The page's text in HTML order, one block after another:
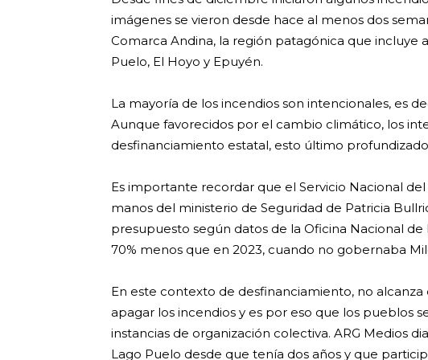
imágenes se vieron desde hace al menos dos
Comarca Andina, la región patagónica que incluye
Puelo, El Hoyo y Epuyén.
La mayoría de los incendios son intencionales, es
Aunque favorecidos por el cambio climático, los
desfinanciamiento estatal, esto último
Es importante recordar que el Servicio Nacional
manos del ministerio de Seguridad de Patricia
presupuesto según datos de la Oficina Nacional
70% menos que en 2023, cuando no gobernaba
En este contexto de desfinanciamiento, no
apagar los incendios y es por eso que los pueblos
instancias de organización colectiva. ARG Medios
Lago Puelo desde que tenía dos años y que